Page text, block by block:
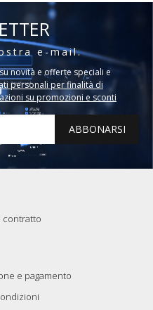
e-mail.
novità e offerte speciali e
personali per finalità di
su promozioni e sconti
ABBONARSI
contratto
e pagamento